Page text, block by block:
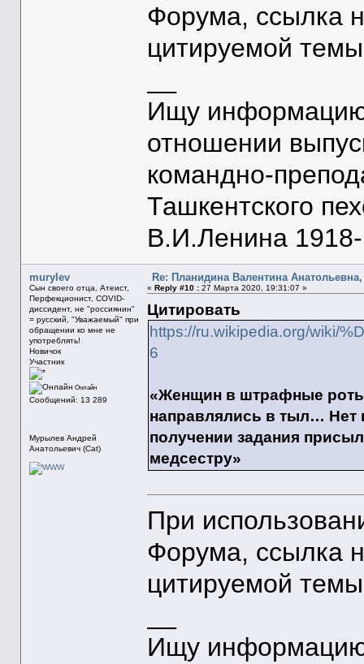
Форума, ссылка
цитируемой
Ищу информацию
отношении
командно-
Ташкентского
В.И.Ленина 1918-
murylev
Сын своего отца, Атеист,
Перфекционист, COVID-
диссидент, не "россиянин"
= русский, "Уважаемый" при
обращении ко мне не
употреблять!
Новичок
Участник
Онлайн
Сообщений: 13 289
Мурылев Андрей
Анатольевич (Cat)
Re: Планидина Валентина Анатольевна,
« Reply #10 :27 Марта 2020, 19:31:07 »
Цитировать
https://ru.wikipedia.org/wiki/
6
«Женщин в штрафные роты
направлялись в тыл… Нет
получении задания
медсестру»
При
Форума, ссылка
цитируемой
Ищу информацию